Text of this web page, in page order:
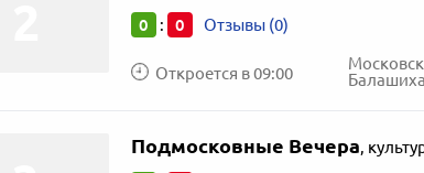
0 : 0 Отзывы (0)
Откроется в 09:00
Подмосковные Вечера,